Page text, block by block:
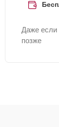
Даже если
позже